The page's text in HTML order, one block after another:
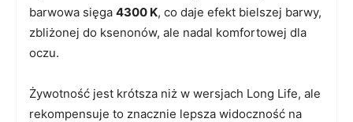
barwowa sięga 4300 K, co daje efekt bielszej barwy,
zbliżonej do ksenonów, ale nadal komfortowej dla
oczu.
Żywotność jest krótsza niż w wersjach Long Life, ale
rekompensuje to znacznie lepsza widoczność na